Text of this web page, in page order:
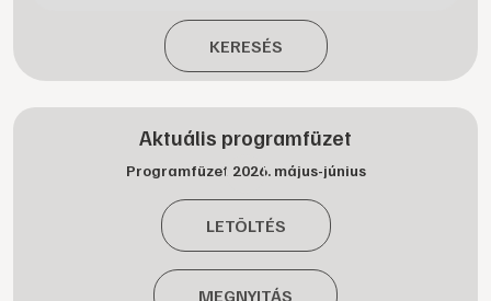
KERESÉS
Aktuális programfüzet
Programfüzet 2026. május-június
LETÖLTÉS
MEGNYITÁS